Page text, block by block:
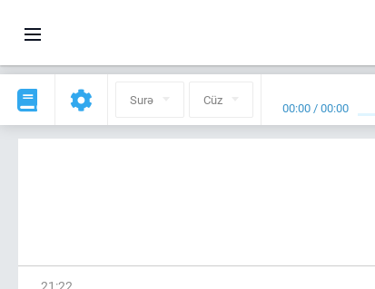
Surə Cüz 00:00 /00:00